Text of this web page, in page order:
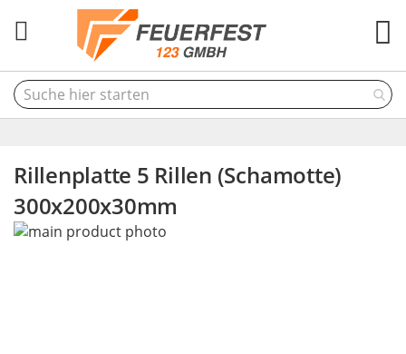
Rillenplatte 5 Rillen (Schamotte)
300x200x30mm
Skip